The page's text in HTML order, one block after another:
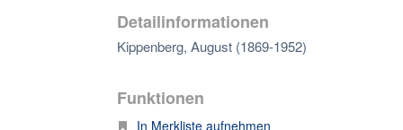
Detailinformationen
Kippenberg, August (1869-1952)
Funktionen
In Merkliste aufnehmen